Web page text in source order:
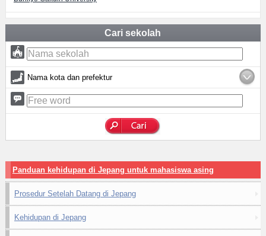
Cari sekolah
Nama kota dan prefektur
Panduan kehidupan di Jepang untuk mahasiswa asing
Prosedur Setelah Datang di Jepang
Kehidupan di Jepang